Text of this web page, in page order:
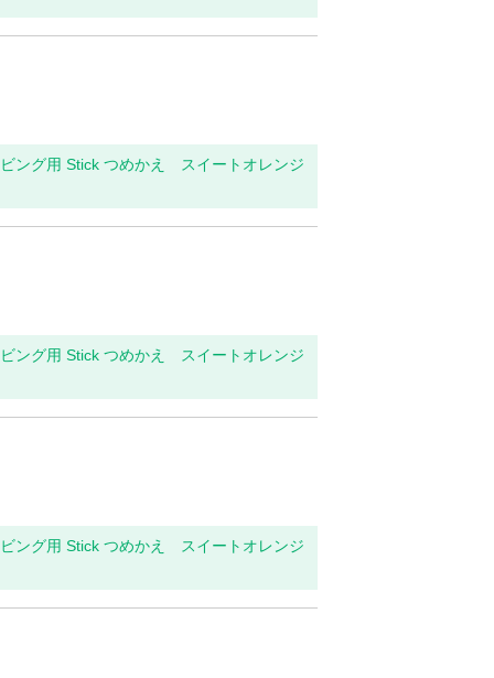
ング用 Stick つめかえ スイートオレンジ
ング用 Stick つめかえ スイートオレンジ
ング用 Stick つめかえ スイートオレンジ